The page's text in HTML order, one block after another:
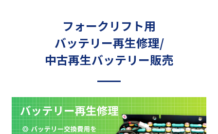
新品バッテリー
バッテリー再生修理
充電コード・ケーブル
フォークリフト用
バッテリー再生修理/
中古再生バッテリー販売